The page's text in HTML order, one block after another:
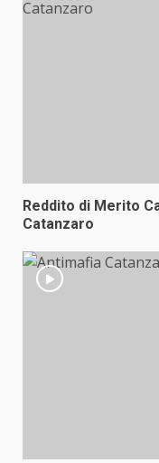
Reddito di Merito
Catanzaro